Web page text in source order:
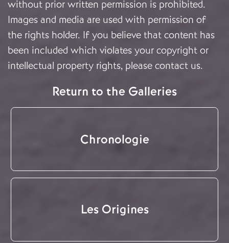
without prior written permission is prohibited.
Images and media are used with permission of
the rights holder. If you believe that content has
been included which violates your copyright or
intellectual property rights, please contact us.
Return to the Galleries
Chronologie
Les Origines